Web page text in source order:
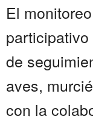
El
de
aves,
con la